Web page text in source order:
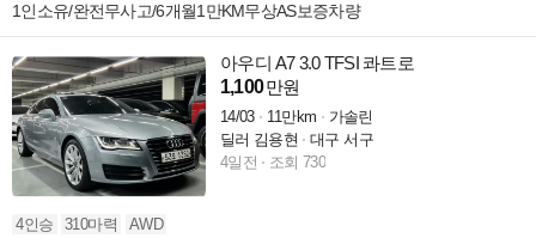
1인소유/완전무사고/6개월1만KM무상AS보증차량
아우디 A7 3.0 TFSI 콰트로
1,100만원
14/03 11만km
가솔린
딜러 김용현
대구 서구
4일전
조회 730
4인승 310마력 AWD